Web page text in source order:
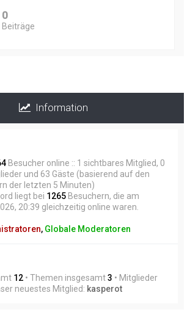
0
Beiträge
Information
Besucher online :: 1 sichtbares Mitglied, 0
und 63 Gäste (basierend auf den
der letzten 5 Minuten)
liegt bei 1265 Besuchern, die am
20:39 gleichzeitig online waren.
, Globale Moderatoren
12 • Themen insgesamt3 • Mitglieder
neuestes Mitglied: kasperot